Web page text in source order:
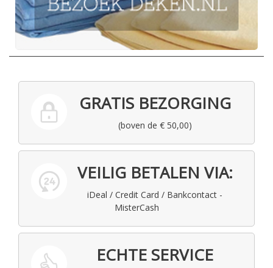
GRATIS BEZORGING
(boven de € 50,00)
VEILIG BETALEN VIA:
iDeal / Credit Card / Bankcontact -
MisterCash
ECHTE SERVICE